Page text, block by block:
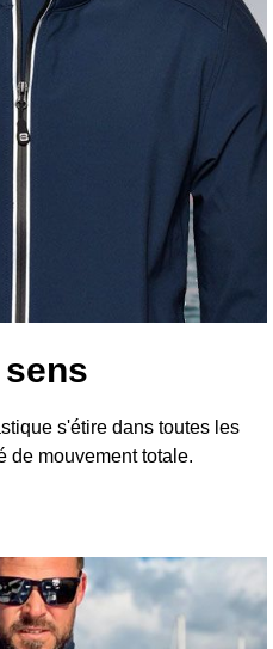
s'étire dans toutes les
de mouvement totale.